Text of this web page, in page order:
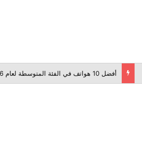
أفضل 10 هواتف في الفئة المتوسطة لعام 2026